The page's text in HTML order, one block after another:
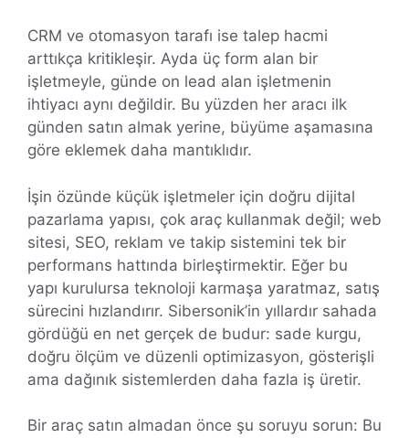
CRM ve otomasyon tarafı ise talep hacmi
arttıkça kritikleşir. Ayda üç form alan bir
işletmeyle, günde on lead alan işletmenin
ihtiyacı aynı değildir. Bu yüzden her aracı ilk
günden satın almak yerine, büyüme aşamasına
göre eklemek daha mantıklıdır.
İşin özünde küçük işletmeler için doğru dijital
pazarlama yapısı, çok araç kullanmak değil; web
sitesi, SEO, reklam ve takip sistemini tek bir
performans hattında birleştirmektir. Eğer bu
yapı kurulursa teknoloji karmaşa yaratmaz, satış
sürecini hızlandırır. Sibersonik’in yıllardır sahada
gördüğü en net gerçek de budur: sade kurgu,
doğru ölçüm ve düzenli optimizasyon, gösterişli
ama dağınık sistemlerden daha fazla iş üretir.
Bir araç satın almadan önce şu soruyu sorun: Bu